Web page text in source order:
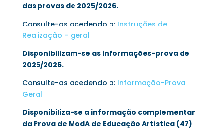
das provas de 2025/2026.
Consulte-as acedendo a: Instruções de
Realização – geral
Disponibilizam-se as informações-prova de
2025/2026.
Consulte-as acedendo a: Informação-Prova
Geral
Disponibiliza-se a informação complementar
da Prova de ModA de Educação Artística (47)